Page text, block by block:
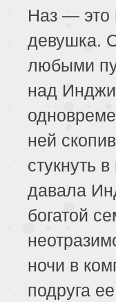
Наз — это
девушка.
любыми
над
ней
стукнуть
давала
богатой
ночи в
подруга